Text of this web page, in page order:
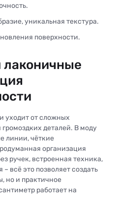
уникальная текстура.
поверхности.
уходит от сложных
деталей. В моду
линии, чёткие
организация
ручек, встроенная техника,
всё это позволяет создать
но и практичное
работает на